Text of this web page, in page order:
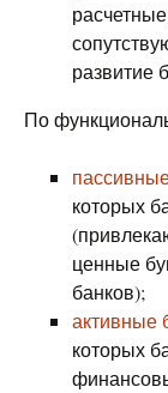
развитие
По
которых
ценные
банков);
активные
которых